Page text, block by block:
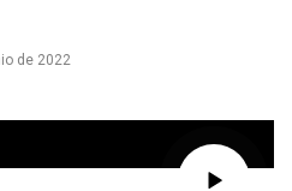
de 2022